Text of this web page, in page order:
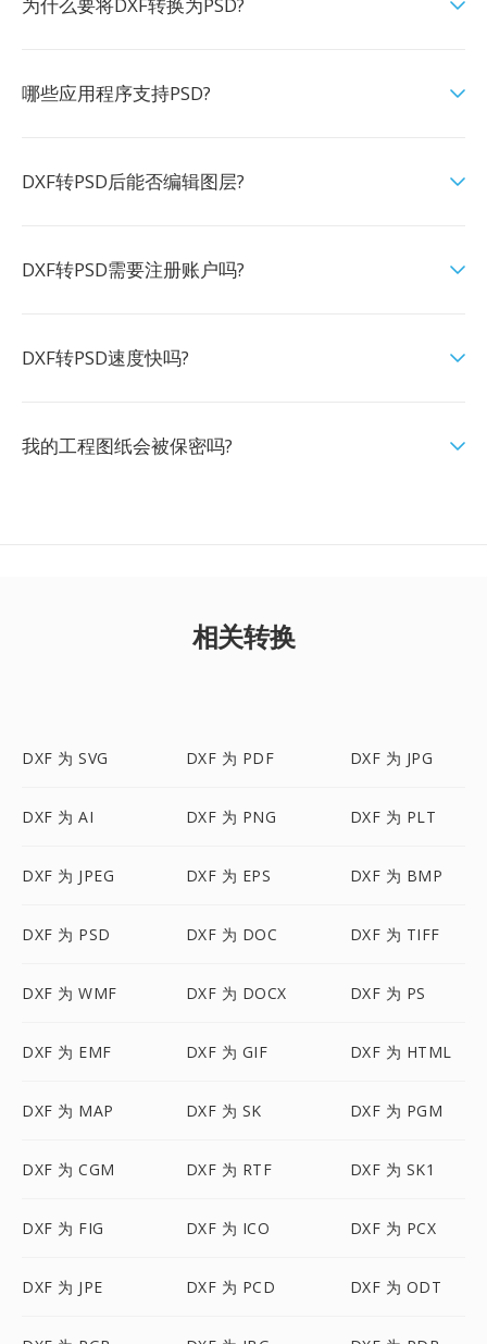
哪些应用程序支持PSD?
DXF转PSD后能否编辑图层?
DXF转PSD需要注册账户吗?
DXF转PSD速度快吗?
我的工程图纸会被保密吗?
相关转换
DXF 为 SVG DXF 为 PDF DXF 为 JPG
DXF 为 AI DXF 为 PNG DXF 为 PLT
DXF 为 JPEG DXF 为 EPS DXF 为 BMP
DXF 为 PSD DXF 为 DOC DXF 为 TIFF
DXF 为 WMF DXF 为 DOCX DXF 为 PS
DXF 为 EMF DXF 为 GIF DXF 为 HTML
DXF 为 MAP DXF 为 SK DXF 为 PGM
DXF 为 CGM DXF 为 RTF DXF 为 SK1
DXF 为 FIG DXF 为 ICO DXF 为 PCX
DXF 为 JPE DXF 为 PCD DXF 为 ODT